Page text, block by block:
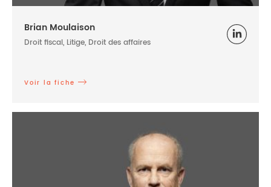
Brian Moulaison
Droit fiscal, Litige, Droit des affaires
Voir la fiche